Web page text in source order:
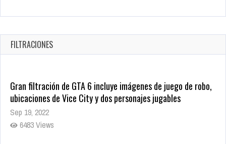
5 Películas de Terror Basadas en la Vida Real que te Helarán
Oct 22, 2025
1337 Views
FILTRACIONES
Gran filtración de GTA 6 incluye imágenes de juego de robo,
ubicaciones de Vice City y dos personajes jugables
Sep 19, 2022
6483 Views